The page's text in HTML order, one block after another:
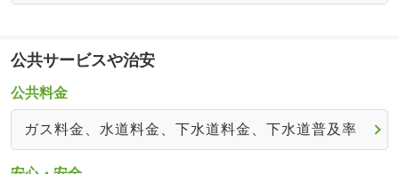
公共サービスや治安
公共料金
ガス料金、水道料金、下水道料金、下水道普及率